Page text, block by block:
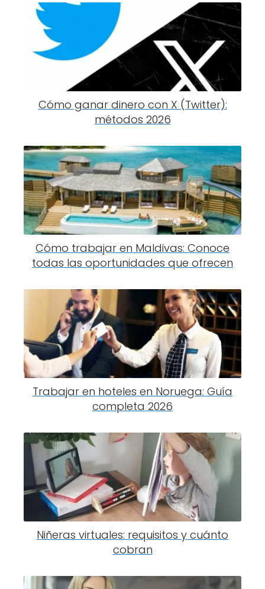
Cómo ganar dinero con X (Twitter):
métodos 2026
Cómo trabajar en Maldivas: Conoce
todas las oportunidades que ofrecen
Trabajar en hoteles en Noruega: Guía
completa 2026
Niñeras virtuales: requisitos y cuánto
cobran